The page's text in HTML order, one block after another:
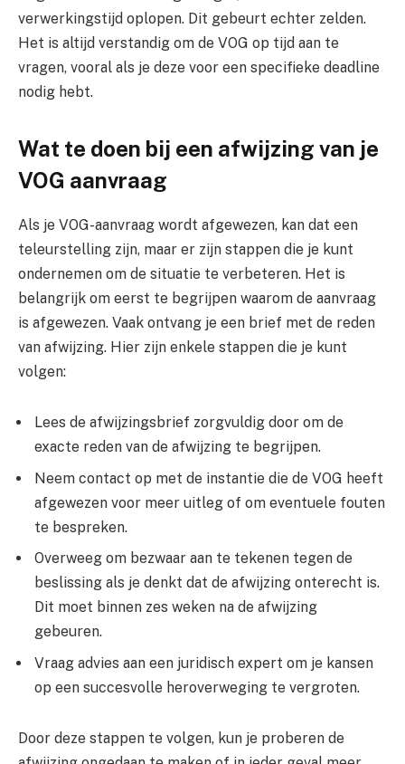
verwerkingstijd oplopen. Dit gebeurt echter zelden.
Het is altijd verstandig om de VOG op tijd aan te
vragen, vooral als je deze voor een specifieke deadline
nodig hebt.
Wat te doen bij een afwijzing van je
VOG aanvraag
Als je VOG-aanvraag wordt afgewezen, kan dat een
teleurstelling zijn, maar er zijn stappen die je kunt
ondernemen om de situatie te verbeteren. Het is
belangrijk om eerst te begrijpen waarom de aanvraag
is afgewezen. Vaak ontvang je een brief met de reden
van afwijzing. Hier zijn enkele stappen die je kunt
volgen:
Lees de afwijzingsbrief zorgvuldig door om de
exacte reden van de afwijzing te begrijpen.
Neem contact op met de instantie die de VOG heeft
afgewezen voor meer uitleg of om eventuele fouten
te bespreken.
Overweeg om bezwaar aan te tekenen tegen de
beslissing als je denkt dat de afwijzing onterecht is.
Dit moet binnen zes weken na de afwijzing
gebeuren.
Vraag advies aan een juridisch expert om je kansen
op een succesvolle heroverweging te vergroten.
Door deze stappen te volgen, kun je proberen de